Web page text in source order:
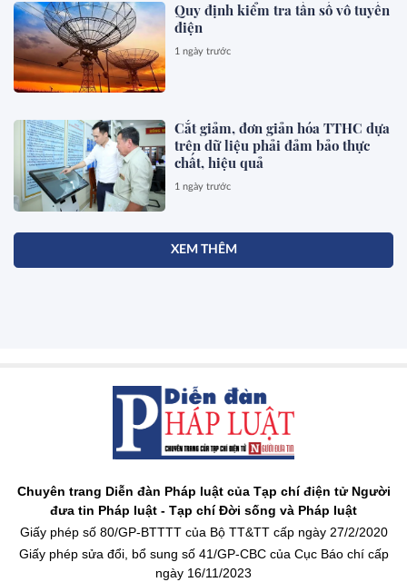
Quy định kiểm tra tần số vô tuyến
điện
1 ngày trước
Cắt giảm, đơn giản hóa TTHC dựa
trên dữ liệu phải đảm bảo thực
chất, hiệu quả
1 ngày trước
XEM THÊM
Chuyên trang Diễn đàn Pháp luật của Tạp chí điện tử Người
đưa tin Pháp luật - Tạp chí Đời sống và Pháp luật
Giấy phép số 80/GP-BTTTT của Bộ TT&TT cấp ngày 27/2/2020
Giấy phép sửa đổi, bổ sung số 41/GP-CBC của Cục Báo chí cấp
ngày 16/11/2023